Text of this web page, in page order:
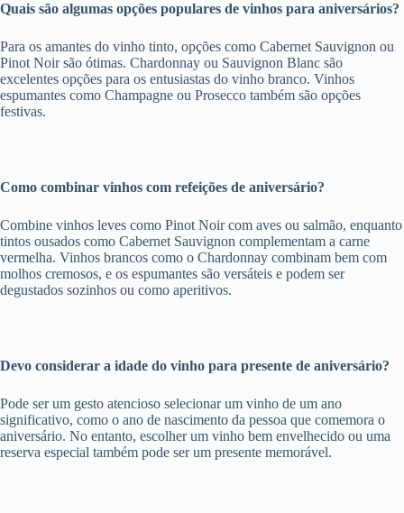
Quais são algumas opções populares de vinhos para aniversários?
Para os amantes do vinho tinto, opções como Cabernet Sauvignon ou
Pinot Noir são ótimas. Chardonnay ou Sauvignon Blanc são
excelentes opções para os entusiastas do vinho branco. Vinhos
espumantes como Champagne ou Prosecco também são opções
festivas.
Como combinar vinhos com refeições de aniversário?
Combine vinhos leves como Pinot Noir com aves ou salmão, enquanto
tintos ousados como Cabernet Sauvignon complementam a carne
vermelha. Vinhos brancos como o Chardonnay combinam bem com
molhos cremosos, e os espumantes são versáteis e podem ser
degustados sozinhos ou como aperitivos.
Devo considerar a idade do vinho para presente de aniversário?
Pode ser um gesto atencioso selecionar um vinho de um ano
significativo, como o ano de nascimento da pessoa que comemora o
aniversário. No entanto, escolher um vinho bem envelhecido ou uma
reserva especial também pode ser um presente memorável.